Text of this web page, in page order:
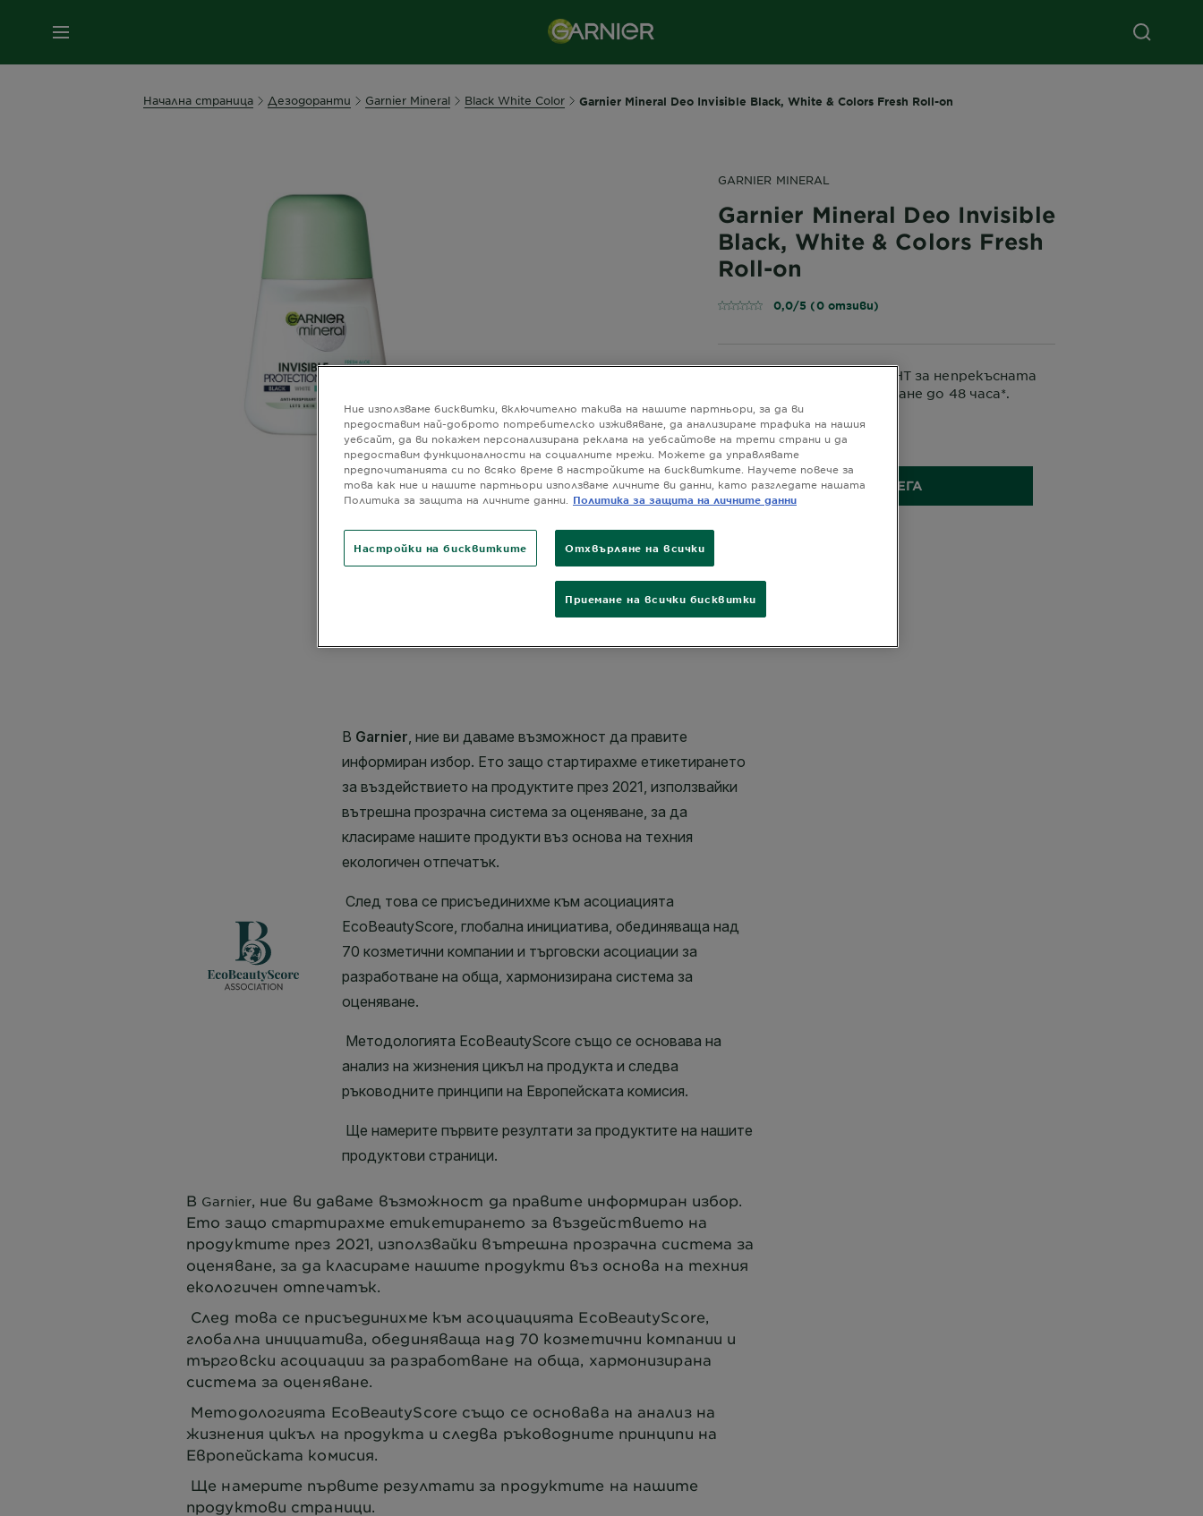
МЕНЮ
Начална страница Дезодоранти Garnier Mineral Black White Color Garnier Mineral Deo Invisible Black, White & Colors Fresh Roll-on
GARNIER MINERAL
Garnier Mineral Deo Invisible
Black, White & Colors Fresh
Roll-on
0,0/5 (0 отзиви)
РОЛ-ОН АНТИПЕРСПИРАНТ за непрекъсната
защита против изпотяване до 48 часа*.
*Инструментален тест
РАЗМЕР 50 МЛ
КУПЕТЕ СЕГА
В Garnier, ние ви даваме възможност да правите информиран избор.
Ето защо стартирахме етикетирането за въздействието на
продуктите през 2021, използвайки вътрешна прозрачна система за
оценяване, за да класираме нашите продукти въз основа на техния
екологичен отпечатък.
След това се присъединихме към асоциацията EcoBeautyScore,
глобална инициатива, обединяваща над 70 козметични компании и
търговски асоциации за разработване на обща, хармонизирана
система за оценяване.
Методологията EcoBeautyScore също се основава на анализ на
жизнения цикъл на продукта и следва ръководните принципи на
Европейската комисия.
Ще намерите първите резултати за продуктите на нашите
продуктови страници.
Ние използваме бисквитки, включително такива на нашите партньори, за да ви
предоставим най-доброто потребителско изживяване, да анализираме трафика на нашия
уебсайт, да ви покажем персонализирана реклама на уебсайтове на трети страни и да
предоставим функционалности на социалните мрежи. Можете да управлявате
предпочитанията си по всяко време в настройките на бисквитките. Научете повече за
това как ние и нашите партньори използваме личните ви данни, като разгледате нашата
Политика за защита на личните данни.
Политика за защита на личните данни
Отхвърляне на всички
Приемане на всички бисквитки
Настройки на бисквитките